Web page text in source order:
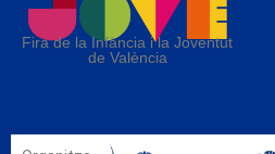
Fira de la Infància i la Joventut
de València